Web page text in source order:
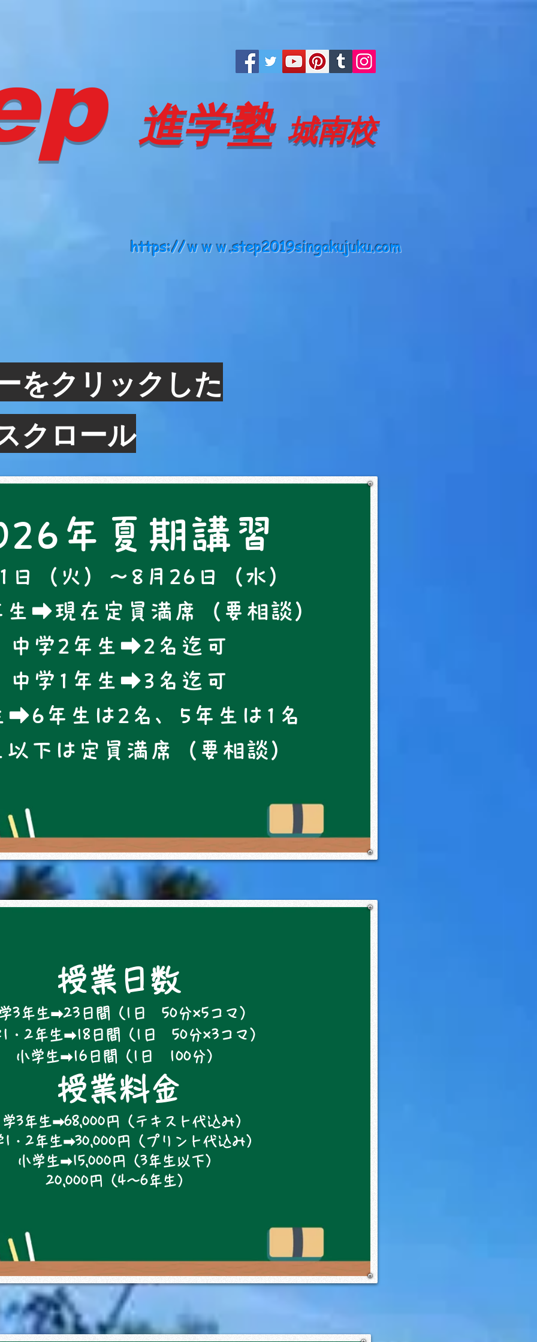
進学塾 城南校
https://ｗｗｗ.step2019singakujuku.com
をクリック​した
クロール
年夏期講習
日（火）～8月26日（水）
➡現在定員満席（要相談）
中学2年生➡2名迄可
中学1年生➡3名迄可
➡6年生は2名、5年生は1名
下は定員満席（要相談）
授業日数
3年生➡23日間（1日 50分×5コマ）
・2年生➡18日間（1日 50分×3コマ）
小学生➡16日間（1日 100分）
授業料金
3年生➡68,000円（テキスト代込み）
1・2年生➡30,000円（プリント代込み）
小学生➡15,000円（3年生以下）
​20,000円（4～6年生）